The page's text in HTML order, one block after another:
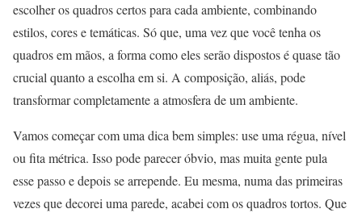
escolher os quadros certos para cada ambiente, combinando
estilos, cores e temáticas. Só que, uma vez que você tenha os
quadros em mãos, a forma como eles serão dispostos é quase tão
crucial quanto a escolha em si. A composição, aliás, pode
transformar completamente a atmosfera de um ambiente.
Vamos começar com uma dica bem simples: use uma régua, nível
ou fita métrica. Isso pode parecer óbvio, mas muita gente pula
esse passo e depois se arrepende. Eu mesma, numa das primeiras
vezes que decorei uma parede, acabei com os quadros tortos. Que